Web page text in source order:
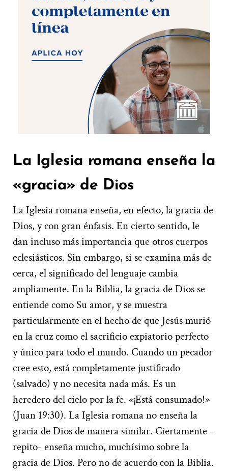
La Iglesia romana enseña la
«gracia» de Dios
La Iglesia romana enseña, en efecto, la gracia de
Dios, y con gran énfasis. En cierto sentido, le
dan incluso más importancia que otros cuerpos
eclesiásticos. Sin embargo, si se examina más de
cerca, el significado del lenguaje cambia
ampliamente. En la Biblia, la gracia de Dios se
entiende como Su amor, y se muestra
particularmente en el hecho de que Jesús murió
en la cruz como el sacrificio expiatorio perfecto
y único para todo el mundo. Cuando un pecador
cree esto, está completamente justificado
(salvado) y no necesita nada más. Es un
heredero del cielo por la fe. «¡Está consumado!»
(Juan 19:30). La Iglesia romana no enseña la
gracia de Dios de manera similar. Ciertamente -
repito- enseña mucho, muchísimo sobre la
gracia de Dios. Pero no de acuerdo con la Biblia.